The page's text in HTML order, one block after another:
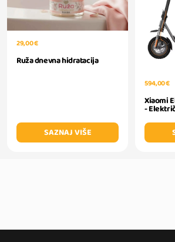
29,00 €
Ruža dnevna hidratacija
SAZNAJ VIŠE
594,00 €
Xiaomi
-